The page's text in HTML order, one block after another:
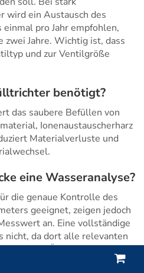
wird ein Austausch des
pro Jahr empfohlen,
Jahre. Wichtig ist, dass
und zur Ventilgröße
benötigt?
das saubere Befüllen von
Ionenaustauscherharz
Materialverluste und
eine Wasseranalyse?
die genaue Kontrolle des
geeignet, zeigen jedoch
an. Eine vollständige
nicht, da dort alle relevanten
Überblick